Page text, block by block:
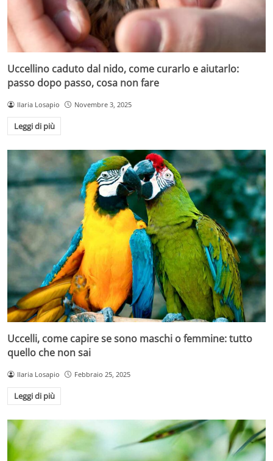
Uccellino caduto dal nido, come curarlo e aiutarlo:
passo dopo passo, cosa non fare
Ilaria Losapio Novembre 3, 2025
Leggi di più
Uccelli, come capire se sono maschi o femmine: tutto
quello che non sai
Ilaria Losapio Febbraio 25, 2025
Leggi di più